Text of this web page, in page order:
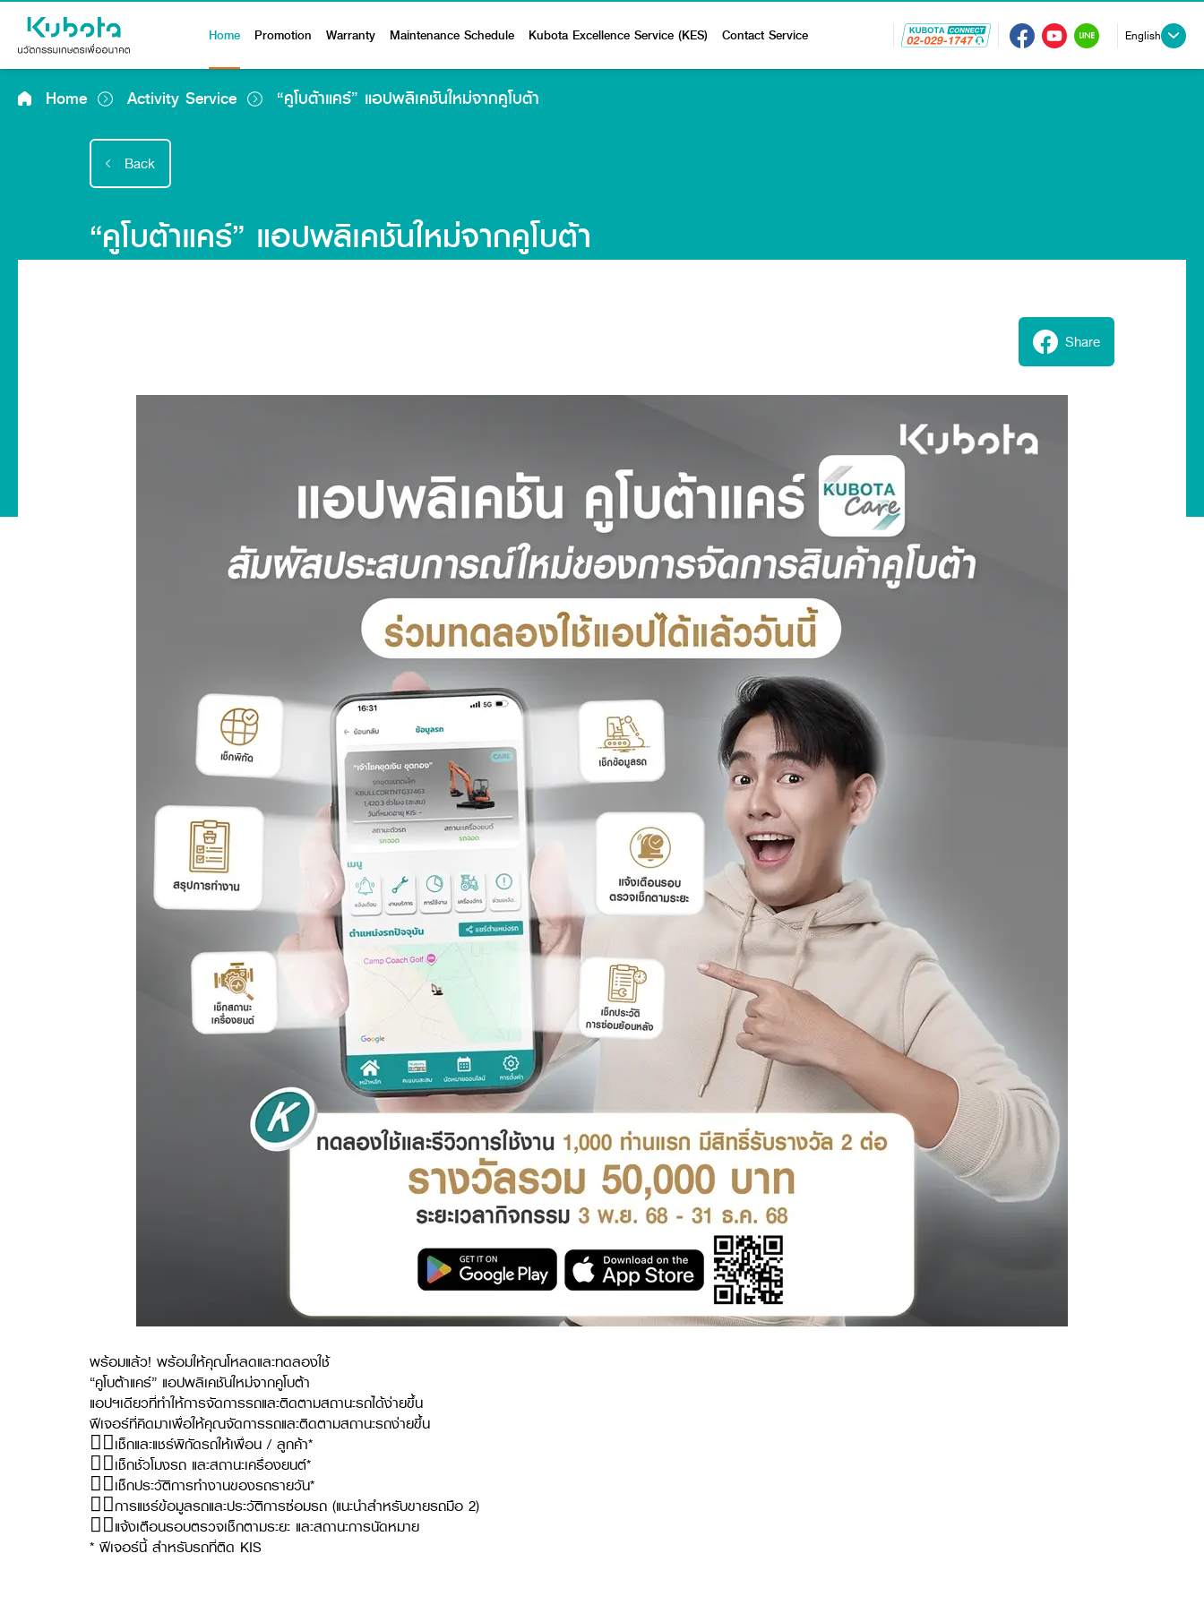
Home Promotion Warranty Maintenance Schedule Kubota Excellence Service (KES) Contact Service English
Home Activity Service “คูโบต้าแคร์” แอปพลิเคชันใหม่จากคูโบต้า
Back
“คูโบต้าแคร์” แอปพลิเคชันใหม่จากคูโบต้า
Share
พร้อมแล้ว! พร้อมให้คุณโหลดและทดลองใช้
“คูโบต้าแคร์” แอปพลิเคชันใหม่จากคูโบต้า
แอปฯเดียวที่ทำให้การจัดการรถและติดตามสถานะรถได้ง่ายขึ้น
ฟีเจอร์ที่คิดมาเพื่อให้คุณจัดการรถและติดตามสถานะรถง่ายขึ้น
👉🏻เช็กและแชร์พิกัดรถให้เพื่อน / ลูกค้า*
👉🏻เช็กชั่วโมงรถ และสถานะเครื่องยนต์*
👉🏻เช็กประวัติการทำงานของรถรายวัน*
👉🏻การแชร์ข้อมูลรถและประวัติการซ่อมรถ (แนะนำสำหรับขายรถมือ 2)
👉🏻แจ้งเตือนรอบตรวจเช็กตามระยะ และสถานะการนัดหมาย
* ฟีเจอร์นี้ สำหรับรถที่ติด KIS